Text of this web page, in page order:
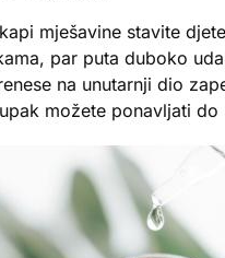
mješavine stavite
par puta duboko
na unutarnji dio
možete ponavljati do